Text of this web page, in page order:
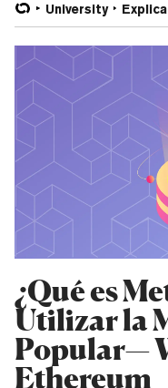
University
¿Qué es
Utilizar la
Popular—
Ethereum